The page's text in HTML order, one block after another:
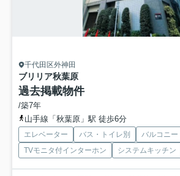
千代田区外神田
ブリリア秋葉原
過去掲載物件
/築7年
山手線「秋葉原」駅 徒歩6分
エレベーター バス・トイレ別
バルコニー
TVモニタ付インターホン
システムキッチン